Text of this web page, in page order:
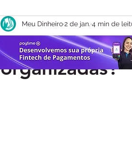
Como
organizadas?
Meu Dinheiro2 de jan. 4 min de